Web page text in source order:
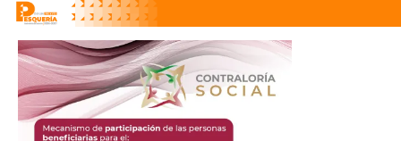
Skip
content